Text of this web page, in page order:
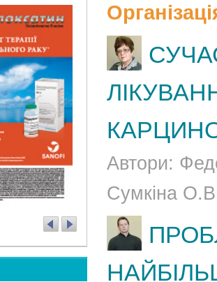
Автори:
Сумкіна